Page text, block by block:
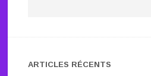
ARTICLES RÉCENTS